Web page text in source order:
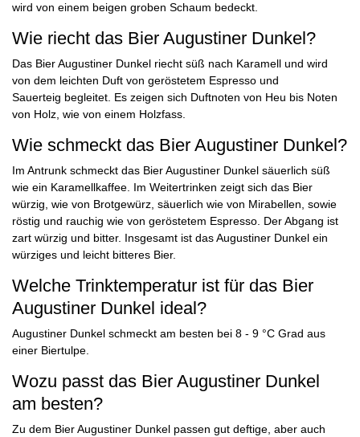
wird von einem beigen groben Schaum bedeckt.
Wie riecht das Bier Augustiner Dunkel?
Das Bier Augustiner Dunkel riecht süß nach Karamell und wird
von dem leichten Duft von geröstetem Espresso und
Sauerteig begleitet. Es zeigen sich Duftnoten von Heu bis Noten
von Holz, wie von einem Holzfass.
Wie schmeckt das Bier Augustiner Dunkel?
Im Antrunk schmeckt das Bier Augustiner Dunkel säuerlich süß
wie ein Karamellkaffee. Im Weitertrinken zeigt sich das Bier
würzig, wie von Brotgewürz, säuerlich wie von Mirabellen, sowie
röstig und rauchig wie von geröstetem Espresso. Der Abgang ist
zart würzig und bitter. Insgesamt ist das Augustiner Dunkel ein
würziges und leicht bitteres Bier.
Welche Trinktemperatur ist für das Bier
Augustiner Dunkel ideal?
Augustiner Dunkel schmeckt am besten bei 8 - 9 °C Grad aus
einer Biertulpe.
Wozu passt das Bier Augustiner Dunkel
am besten?
Zu dem Bier Augustiner Dunkel passen gut deftige, aber auch